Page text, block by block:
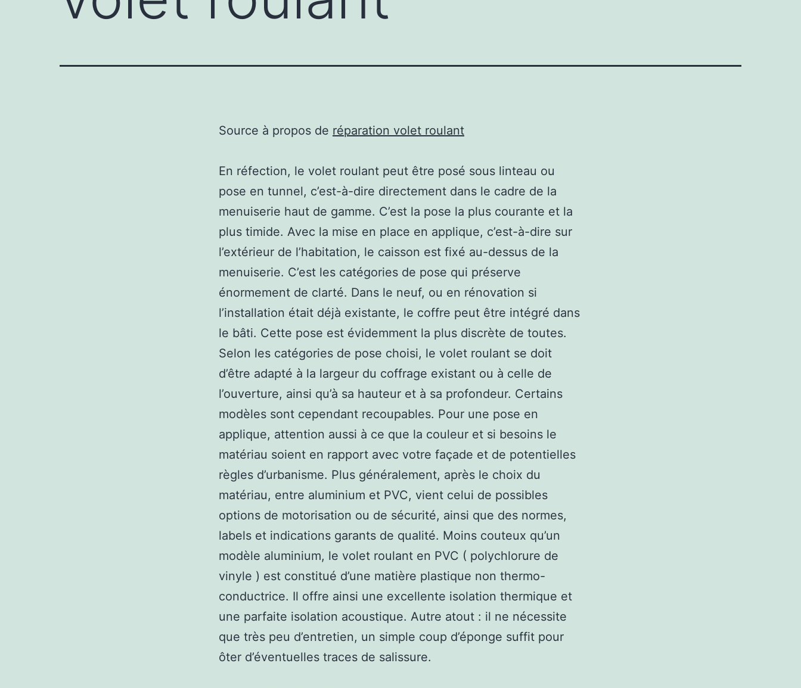
Source à propos de réparation volet roulant
En réfection, le volet roulant peut être posé sous linteau ou
pose en tunnel, c’est-à-dire directement dans le cadre de la
menuiserie haut de gamme. C’est la pose la plus courante et la
plus timide. Avec la mise en place en applique, c’est-à-dire sur
l’extérieur de l’habitation, le caisson est fixé au-dessus de la
menuiserie. C’est les catégories de pose qui préserve
énormement de clarté. Dans le neuf, ou en rénovation si
l’installation était déjà existante, le coffre peut être intégré dans
le bâti. Cette pose est évidemment la plus discrète de toutes.
Selon les catégories de pose choisi, le volet roulant se doit
d’être adapté à la largeur du coffrage existant ou à celle de
l’ouverture, ainsi qu’à sa hauteur et à sa profondeur. Certains
modèles sont cependant recoupables. Pour une pose en
applique, attention aussi à ce que la couleur et si besoins le
matériau soient en rapport avec votre façade et de potentielles
règles d’urbanisme. Plus généralement, après le choix du
matériau, entre aluminium et PVC, vient celui de possibles
options de motorisation ou de sécurité, ainsi que des normes,
labels et indications garants de qualité. Moins couteux qu’un
modèle aluminium, le volet roulant en PVC ( polychlorure de
vinyle ) est constitué d’une matière plastique non thermo-
conductrice. Il offre ainsi une excellente isolation thermique et
une parfaite isolation acoustique. Autre atout : il ne nécessite
que très peu d’entretien, un simple coup d’éponge suffit pour
ôter d’éventuelles traces de salissure.